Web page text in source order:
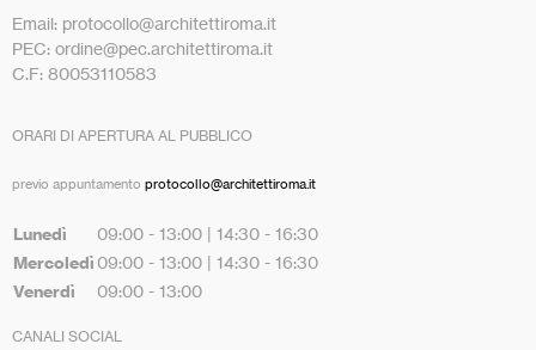
Email: protocollo@architettiroma.it
PEC: ordine@pec.architettiroma.it
C.F: 80053110583
ORARI DI APERTURA AL PUBBLICO
previo appuntamento protocollo@architettiroma.it
Lunedì 09:00 - 13:00 | 14:30 - 16:30
Mercoledì 09:00 - 13:00 | 14:30 - 16:30
Venerdì 09:00 - 13:00
CANALI SOCIAL